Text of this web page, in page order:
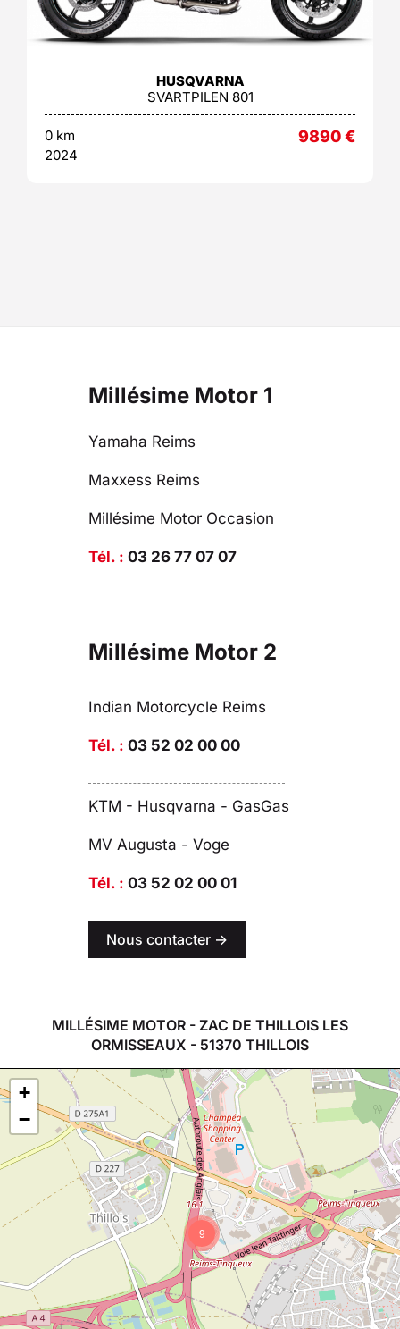
HUSQVARNA
SVARTPILEN 801
0 km
2024
9890€
Millésime Motor 1
Yamaha Reims
Maxxess Reims
Millésime Motor Occasion
Tél. : 03 26 77 07 07
Millésime Motor 2
Indian Motorcycle Reims
Tél. : 03 52 02 00 00
KTM - Husqvarna - GasGas
MV Augusta - Voge
Tél. : 03 52 02 00 01
Nous contacter ->
MILLÉSIME MOTOR - ZAC DE THILLOIS LES
ORMISSEAUX - 51370 THILLOIS
9
+
−